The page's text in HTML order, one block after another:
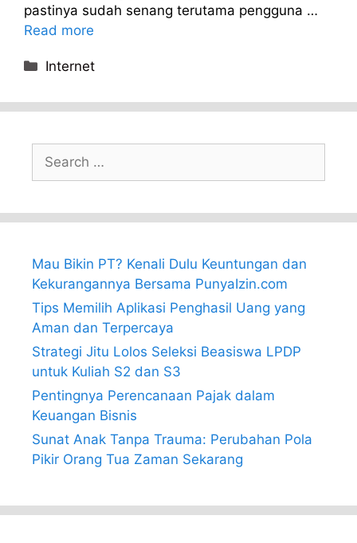
pastinya sudah senang terutama pengguna …
Read more
Categories
Internet
Search
for:
Mau Bikin PT? Kenali Dulu Keuntungan dan
Kekurangannya Bersama PunyaIzin.com
Tips Memilih Aplikasi Penghasil Uang yang
Aman dan Terpercaya
Strategi Jitu Lolos Seleksi Beasiswa LPDP
untuk Kuliah S2 dan S3
Pentingnya Perencanaan Pajak dalam
Keuangan Bisnis
Sunat Anak Tanpa Trauma: Perubahan Pola
Pikir Orang Tua Zaman Sekarang